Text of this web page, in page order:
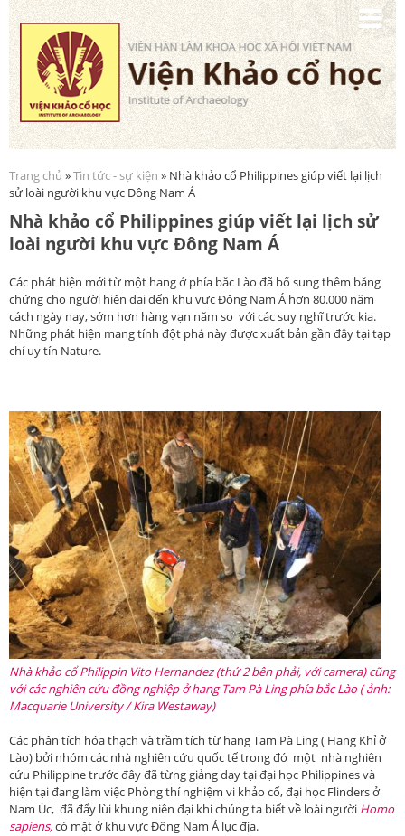
Nhảy
đến
nội
dung
Bạn đang ở đây
Trang chủ »Tin tức - sự kiện » Nhà khảo cổ Philippines giúp viết lại lịch
sử loài người khu vực Đông Nam Á
Nhà khảo cổ Philippines giúp viết lại lịch sử
loài người khu vực Đông Nam Á
Các phát hiện mới từ một hang ở phía bắc Lào đã bổ sung thêm bằng
chứng cho người hiện đại đến khu vực Đông Nam Á hơn 80.000 năm
cách ngày nay, sớm hơn hàng vạn năm so với các suy nghĩ trước kia.
Những phát hiện mang tính đột phá này được xuất bản gần đây tại tạp
chí uy tín Nature.
Nhà khảo cổ Philippin VitoHernandez(thứ 2 bên phải, với camera) cũng
với các nghiên cứu đồng nghiệp ở hang Tam Pà Ling phía bắc Lào ( ảnh:
Macquarie University / Kira Westaway)
Các phân tích hóa thạch và trầm tích từ hang Tam Pà Ling ( Hang Khỉ ở
Lào) bởi nhóm các nhà nghiên cứu quốc tế trong đó một nhà nghiên
cứu Philippine trước đây đã từng giảng dạy tại đại học Philippines và
hiện tại đang làm việc Phòng thí nghiệm vi khảo cổ, đại học Flinders ở
Nam Úc, đã đẩy lùi khung niên đại khi chúng ta biết về loài người Homo
sapiens,có mặt ở khu vực Đông Nam Á lục địa.